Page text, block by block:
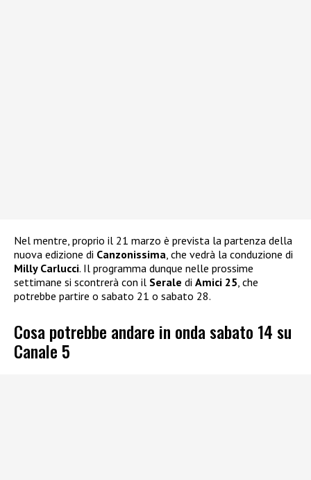
Nel mentre, proprio il 21 marzo è prevista la partenza della
nuova edizione di Canzonissima, che vedrà la conduzione di
Milly Carlucci. Il programma dunque nelle prossime
settimane si scontrerà con il Serale di Amici 25, che
potrebbe partire o sabato 21 o sabato 28.
Cosa potrebbe andare in onda sabato 14 su
Canale 5